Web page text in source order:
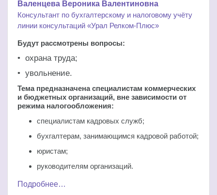
Валенцева Вероника Валентиновна
Консультант по бухгалтерскому и налоговому учёту
линии консультаций «Урал Релком-Плюс»
Будут рассмотрены вопросы:
• охрана труда;
• увольнение.
Тема предназначена специалистам коммерческих
и бюджетных организаций, вне зависимости от
режима налогообложения:
специалистам кадровых служб;
бухгалтерам, занимающимся кадровой работой;
юристам;
руководителям организаций.
Подробнее…